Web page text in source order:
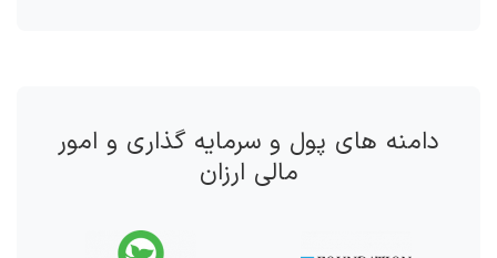
دامنه های پول و سرمایه گذاری و امور
مالی ارزان